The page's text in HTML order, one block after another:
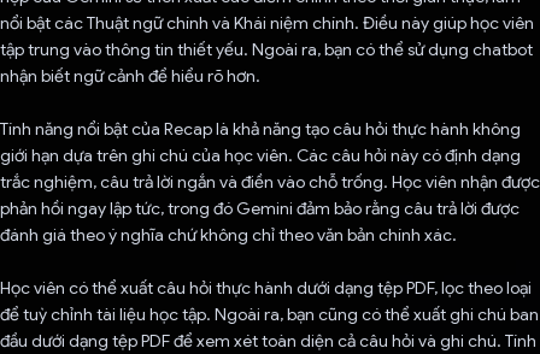
nổi bật các Thuật ngữ chính và Khái niệm chính. Điều này giúp học viên
tập trung vào thông tin thiết yếu. Ngoài ra, bạn có thể sử dụng chatbot
nhận biết ngữ cảnh để hiểu rõ hơn.
Tính năng nổi bật của Recap là khả năng tạo câu hỏi thực hành không
giới hạn dựa trên ghi chú của học viên. Các câu hỏi này có định dạng
trắc nghiệm, câu trả lời ngắn và điền vào chỗ trống. Học viên nhận được
phản hồi ngay lập tức, trong đó Gemini đảm bảo rằng câu trả lời được
đánh giá theo ý nghĩa chứ không chỉ theo văn bản chính xác.
Học viên có thể xuất câu hỏi thực hành dưới dạng tệp PDF, lọc theo loại
để tuỳ chỉnh tài liệu học tập. Ngoài ra, bạn cũng có thể xuất ghi chú ban
đầu dưới dạng tệp PDF để xem xét toàn diện cả câu hỏi và ghi chú. Tính